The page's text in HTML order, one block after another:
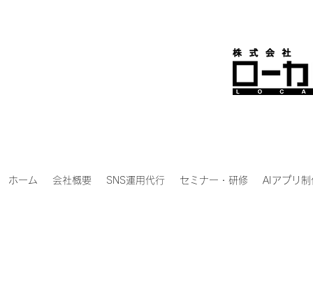
ホーム 会社概要 SNS運用代行 セミナー・研修 AIアプリ制